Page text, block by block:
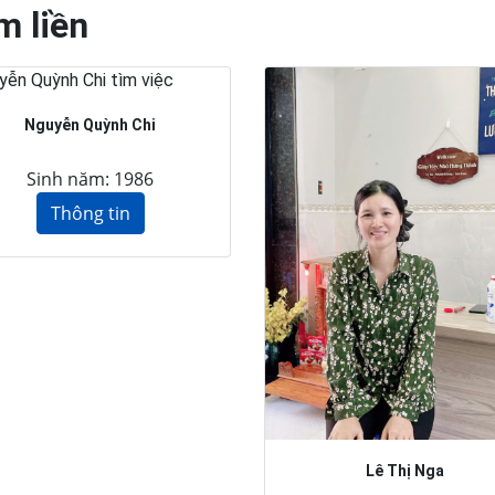
liền
Nguyễn Quỳnh Chi
Sinh năm: 1986
Thông tin
Lê Thị Nga